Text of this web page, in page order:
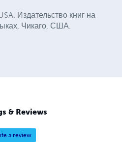
Издательство книг на
Чикаго, США.
& Reviews
a review